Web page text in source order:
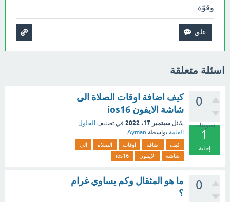
وقوّة.
اسئلة متعلقة
0
تصويتات
1
إجابة
كيف اضافة اوقات الصلاة الى
شاشة الايفون ios16
سُئل سبتمبر 17، 2022 في تصنيف الحلول
العامة بواسطة Ayman
كيف اضافة اوقات الصلاة
الى
شاشة
الايفون ios16
0
ما هو المثقال وكم يساوي غرام
؟